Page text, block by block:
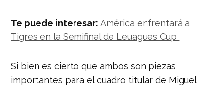
Te puede interesar:América enfrentará a
Tigres en la Semifinal de Leuagues Cup
Si bien es cierto que ambos son piezas
importantes para el cuadro titular de Miguel